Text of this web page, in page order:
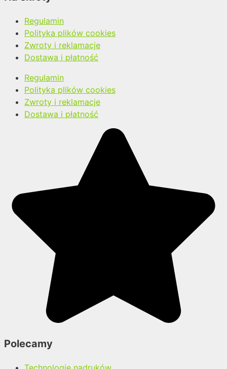
Regulamin
Polityka plików cookies
Zwroty i reklamacje
Dostawa i płatność
Regulamin
Polityka plików cookies
Zwroty i reklamacje
Dostawa i płatność
Polecamy